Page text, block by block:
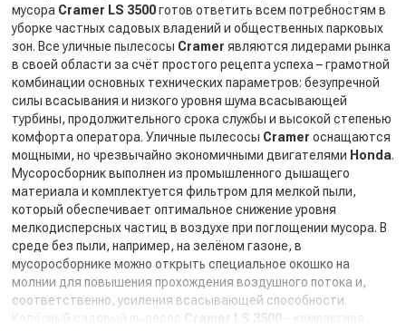
мусора Cramer LS 3500готов ответить всем потребностям в
уборке частных садовых владений и общественных парковых
зон. Все уличные пылесосы Cramer являются лидерами рынка
в своей области за счёт простого рецепта успеха – грамотной
комбинации основных технических параметров: безупречной
силы всасывания и низкого уровня шума всасывающей
турбины, продолжительного срока службы и высокой степенью
комфорта оператора. Уличные пылесосы Cramer оснащаются
мощными, но чрезвычайно экономичными двигателями Honda.
Мусоросборник выполнен из промышленного дышащего
материала и комплектуется фильтром для мелкой пыли,
который обеспечивает оптимальное снижение уровня
мелкодисперсных частиц в воздухе при поглощении мусора. В
среде без пыли, например, на зелёном газоне, в
мусоросборнике можно открыть специальное окошко на
молнии для повышения прохождения воздушного потока и,
соответственно, усиления всасывающей способности.
Колёсный садовый пылесос
Cramer LS 3500